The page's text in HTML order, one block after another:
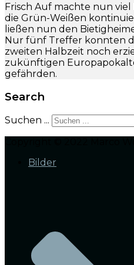
Frisch Auf machte nun
die Grün-Weißen
ließen nun den
Nur fünf Treffer konnten
zweiten Halbzeit noch
zukünftigen
gefährden.
Search
Suchen ...
Bilder